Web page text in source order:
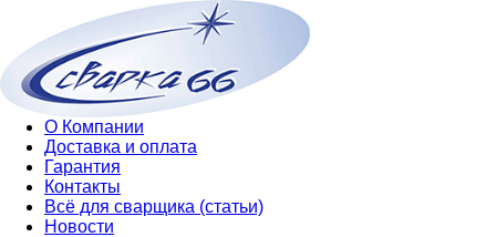
О Компании
Доставка и оплата
Гарантия
Контакты
Всё для сварщика (статьи)
Новости